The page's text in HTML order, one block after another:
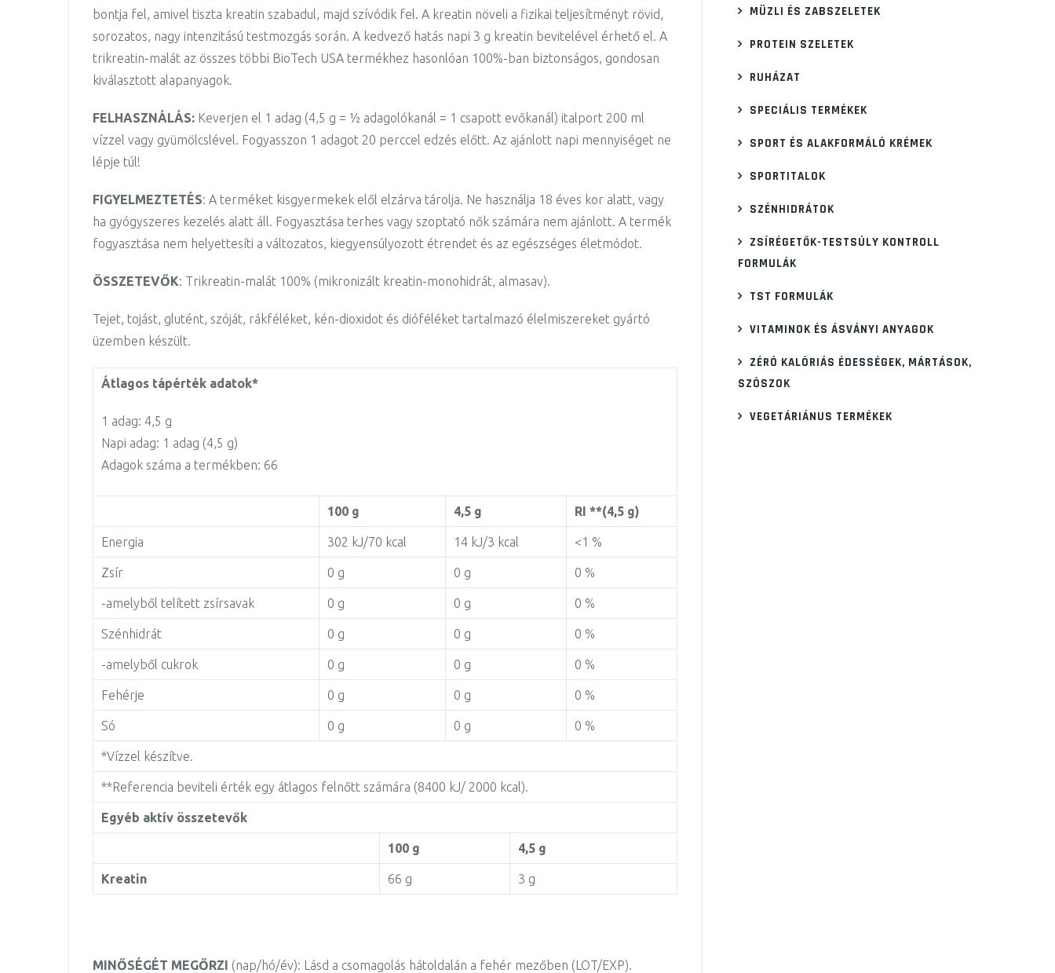
bontja fel, amivel tiszta kreatin szabadul, majd szívódik fel. A kreatin növeli a fizikai teljesítményt rövid,
sorozatos, nagy intenzitású testmozgás során. A kedvező hatás napi 3 g kreatin bevitelével érhető el. A
trikreatin-malát az összes többi BioTech USA termékhez hasonlóan 100%-ban biztonságos, gondosan
kiválasztott alapanyagok.
FELHASZNÁLÁS: Keverjen el 1 adag (4,5 g = ½ adagolókanál = 1 csapott evőkanál) italport 200 ml
vízzel vagy gyümölcslével. Fogyasszon 1 adagot 20 perccel edzés előtt. Az ajánlott napi mennyiséget ne
lépje túl!
FIGYELMEZTETÉS: A terméket kisgyermekek elől elzárva tárolja. Ne használja 18 éves kor alatt, vagy
ha gyógyszeres kezelés alatt áll. Fogyasztása terhes vagy szoptató nők számára nem ajánlott. A termék
fogyasztása nem helyettesíti a változatos, kiegyensúlyozott étrendet és az egészséges életmódot.
ÖSSZETEVŐK: Trikreatin-malát 100% (mikronizált kreatin-monohidrát, almasav).
Tejet, tojást, glutént, szóját, rákféléket, kén-dioxidot és dióféléket tartalmazó élelmiszereket gyártó
üzemben készült.
Átlagos tápérték adatok*
1 adag: 4,5 g
Napi adag: 1 adag (4,5 g)
Adagok száma a termékben: 66
100 g 4,5 g RI **(4,5 g)
Energia 302 kJ/70 kcal 14 kJ/3 kcal <1 %
Zsír 0 g 0 g 0 %
-amelyből telített zsírsavak 0 g 0 g 0 %
Szénhidrát 0 g 0 g 0 %
-amelyből cukrok 0 g 0 g 0 %
Fehérje 0 g 0 g 0 %
Só 0 g 0 g 0 %
*Vízzel készítve.
**Referencia beviteli érték egy átlagos felnőtt számára (8400 kJ/ 2000 kcal).
Egyéb aktív összetevők
100 g 4,5 g
Kreatin 66 g 3 g
MINŐSÉGÉT MEGŐRZI (nap/hó/év): Lásd a csomagolás hátoldalán a fehér mezőben (LOT/EXP).
MÜZLI ÉS ZABSZELETEK
PROTEIN SZELETEK
RUHÁZAT
SPECIÁLIS TERMÉKEK
SPORT ÉS ALAKFORMÁLÓ KRÉMEK
SPORTITALOK
SZÉNHIDRÁTOK
ZSÍRÉGETŐK-TESTSÚLY KONTROLL
FORMULÁK
TST FORMULÁK
VITAMINOK ÉS ÁSVÁNYI ANYAGOK
ZÉRÓ KALÓRIÁS ÉDESSÉGEK, MÁRTÁSOK,
SZÓSZOK
VEGETÁRIÁNUS TERMÉKEK